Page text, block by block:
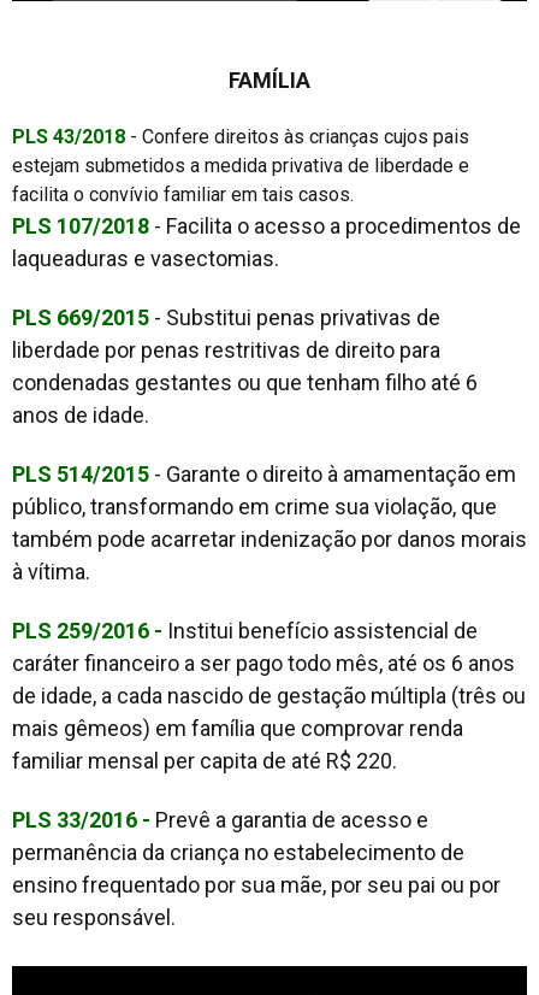
FAMÍLIA
PLS 43/2018 - Confere direitos às crianças cujos pais
estejam submetidos a medida privativa de liberdade e
facilita o convívio familiar em tais casos.
PLS 107/2018 - Facilita o acesso a procedimentos de
laqueaduras e vasectomias.
PLS 669/2015 - Substitui penas privativas de
liberdade por penas restritivas de direito para
condenadas gestantes ou que tenham filho até 6
anos de idade.
PLS 514/2015 - Garante o direito à amamentação em
público, transformando em crime sua violação, que
também pode acarretar indenização por danos morais
à vítima.
PLS 259/2016 - Institui benefício assistencial de
caráter financeiro a ser pago todo mês, até os 6 anos
de idade, a cada nascido de gestação múltipla (três ou
mais gêmeos) em família que comprovar renda
familiar mensal per capita de até R$ 220.
PLS 33/2016 - Prevê a garantia de acesso e
permanência da criança no estabelecimento de
ensino frequentado por sua mãe, por seu pai ou por
seu responsável.